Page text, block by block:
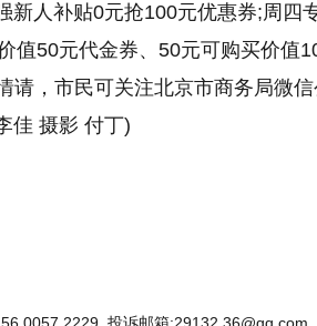
新人补贴0元抢100元优惠券;周四
值50元代金券、50元可购买价值
请，市民可关注北京市商务局微
佳 摄影 付丁)